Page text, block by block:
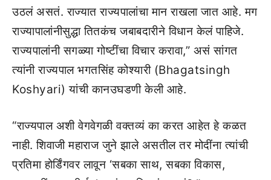
उठलं असतं. राज्यात राज्यपालांचा मान राखला जात आहे. मग
राज्यापालांनीसुद्धा तितकंच जबाबदारीने विधान केलं पाहिजे.
राज्यपालांनी सगळ्या गोष्टींचा विचार करावा,” असं सांगत
त्यांनी राज्यपाल भगतसिंह कोश्यारी (Bhagatsingh
Koshyari) यांची कानउघडणी केली आहे.
“राज्यपाल अशी वेगवेगळी वक्तव्यं का करत आहेत हे कळत
नाही. शिवाजी महाराज जुने झाले असतील तर मोदींना त्यांची
प्रतिमा होर्डिंगवर लावून ‘सबका साथ, सबका विकास,